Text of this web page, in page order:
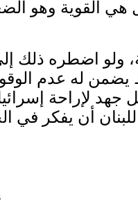
هي القوية
ولو اضطره ذلك
له عدم
لإراحة
أن يفكر في